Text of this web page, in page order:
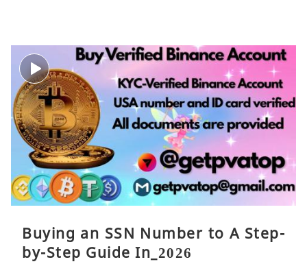
Buying an SSN Number to A Step-
by-Step Guide In_2026